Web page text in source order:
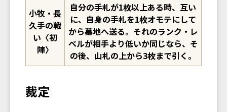
小牧・長
久手の戦
い〈初
陣〉
自分の手札が1枚以上ある時、互い
に、自身の手札を1枚オモテにして
から墓地へ送る。それのランク・レ
ベルが相手より低いか同じなら、 そ
の後、山札の上から3枚まで引く。
裁定